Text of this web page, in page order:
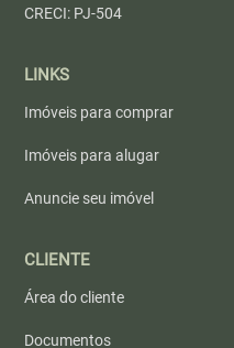
CRECI: PJ-504
LINKS
Imóveis para comprar
Imóveis para alugar
Anuncie seu imóvel
CLIENTE
Área do cliente
Documentos